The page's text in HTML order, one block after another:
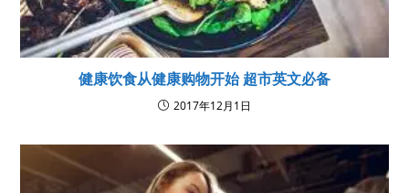
健康饮食从健康购物开始 超市英文必备
2017年12月1日